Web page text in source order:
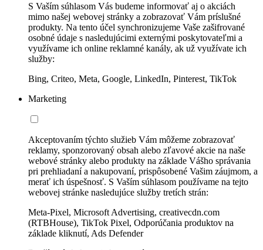
S Vaším súhlasom Vás budeme informovať aj o akciách
mimo našej webovej stránky a zobrazovať Vám príslušné
produkty. Na tento účel synchronizujeme Vaše zašifrované
osobné údaje s nasledujúcimi externými poskytovateľmi a
využívame ich online reklamné kanály, ak už využívate ich
služby:
Bing, Criteo, Meta, Google, LinkedIn, Pinterest, TikTok
Marketing
Akceptovaním týchto služieb Vám môžeme zobrazovať
reklamy, sponzorovaný obsah alebo zľavové akcie na naše
webové stránky alebo produkty na základe Vášho správania
pri prehliadaní a nakupovaní, prispôsobené Vašim záujmom, a
merať ich úspešnosť. S Vaším súhlasom používame na tejto
webovej stránke nasledujúce služby tretích strán:
Meta-Pixel, Microsoft Advertising, creativecdn.com
(RTBHouse), TikTok Pixel, Odporúčania produktov na
základe kliknutí, Ads Defender